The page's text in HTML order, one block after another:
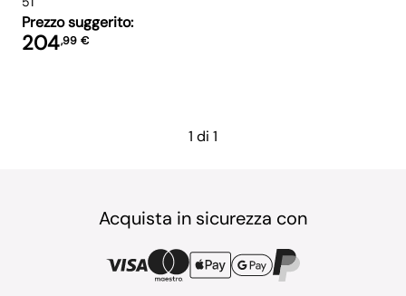
Prezzo suggerito:
204,99 €
1 di 1
Acquista in sicurezza con